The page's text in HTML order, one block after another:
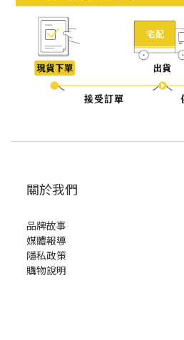
關於我們
品牌故事
媒體報導
隱私政策
購物說明